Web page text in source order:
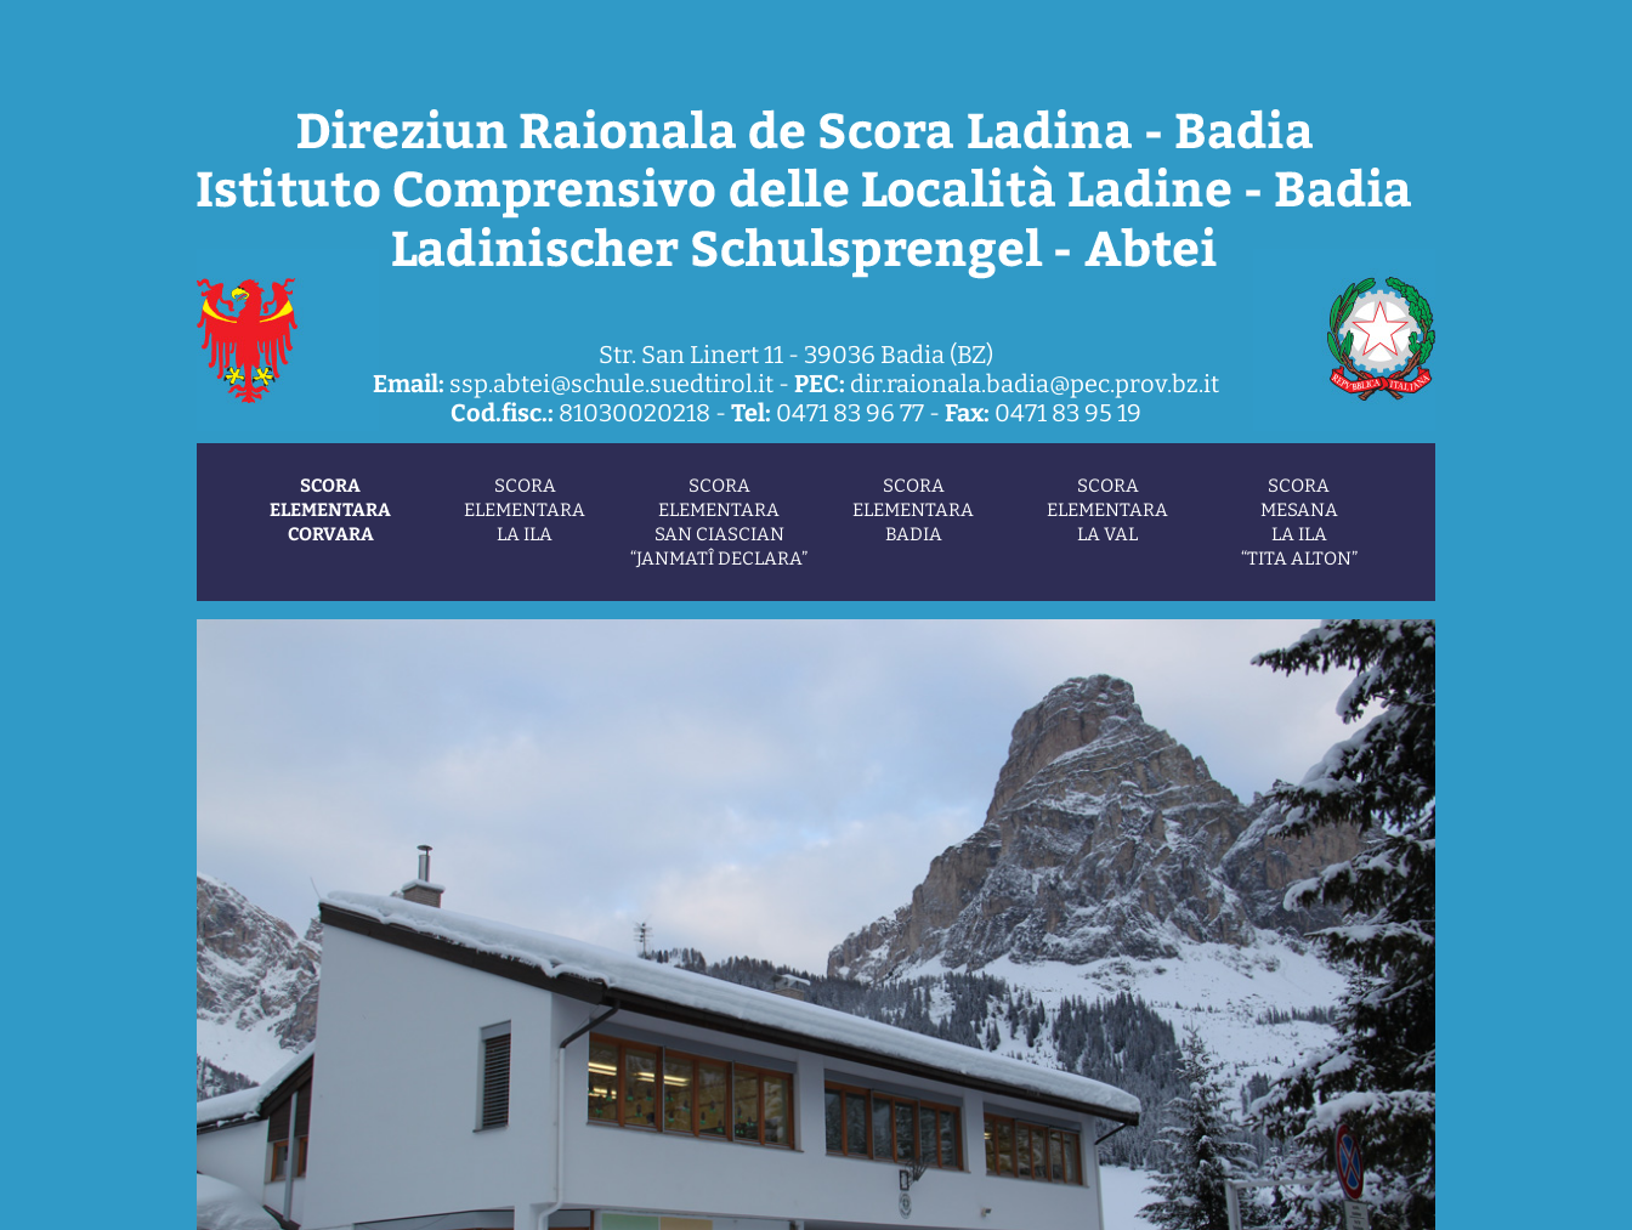
Str. San Linert 11 - 39036 Badia (BZ)
Email: ssp.abtei@schule.suedtirol.it - PEC: dir.raionala.badia@pec.prov.bz.it
Cod.fisc.: 81030020218 - Tel: 0471 83 96 77 - Fax: 0471 83 95 19
SCORA
ELEMENTARA
CORVARA
SCORA
ELEMENTARA
LA ILA
SCORA
ELEMENTARA
SAN CIASCIAN
“JANMATÎ DECLARA”
SCORA
ELEMENTARA
BADIA
SCORA
ELEMENTARA
LA VAL
SCORA
MESANA
LA ILA
“TITA ALTON”